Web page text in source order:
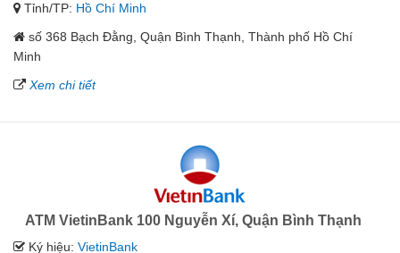
Tỉnh/TP: Hồ Chí Minh
số 368 Bạch Đằng, Quận Bình Thạnh, Thành phố Hồ Chí
Minh
Xem chi tiết
ATM VietinBank 100 Nguyễn Xí, Quận Bình Thạnh
Ký hiệu: VietinBank